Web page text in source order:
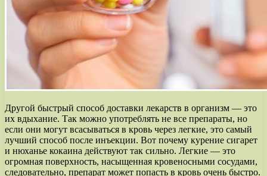
Другой быстрый способ доставки лекарств в организм — это
их вдыхание. Так можно употреблять не все препараты, но
если они могут всасываться в кровь через легкие, это самый
лучший способ после инъекции. Вот почему курение сигарет
и нюханье кокаина действуют так сильно. Легкие — это
огромная поверхность, насыщенная кровеносными сосудами,
следовательно, препарат может попасть в кровь очень быстро.